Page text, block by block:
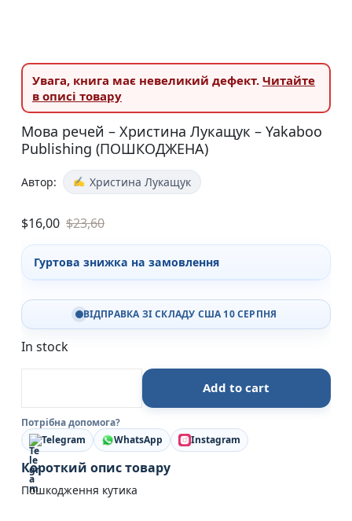
Увага, книга має невеликий дефект. Читайте
в описі товару
Мова речей – Христина Лукащук – Yakaboo
Publishing (ПОШКОДЖЕНА)
Автор: Христина Лукащук
$16,00 $23,60
Гуртова знижка на замовлення
ВІДПРАВКА ЗІ СКЛАДУ США 10 СЕРПНЯ
In stock
Мова речей - Христина Лукащук - Yakaboo
Add to cart
Потрібна допомога?
Telegram
WhatsApp Instagram
Короткий опис товару
Пошкодження кутика